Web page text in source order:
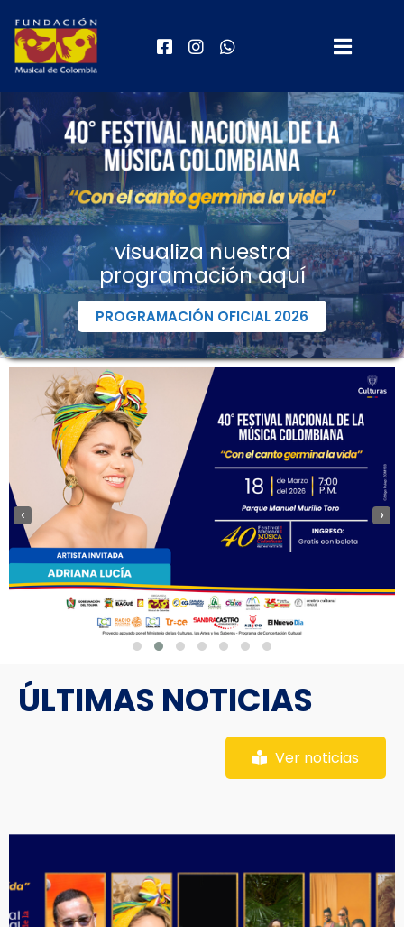
visualiza nuestra
programación aquí
PROGRAMACIÓN OFICIAL 2026
‹ ›
ÚLTIMAS NOTICIAS
Ver noticias